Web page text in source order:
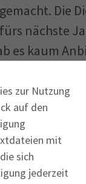
zur Nutzung
auf den
mit
sich
jederzeit
Die
nächste
es kaum
„Das
auf YouTube